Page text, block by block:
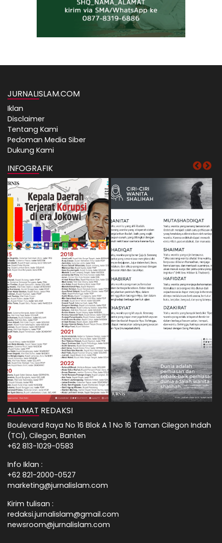
JURNALISLAM.COM
Iklan
Disclaimer
Tentang Kami
Pedoman Media Siber
Dukung Kami
INFOGRAFIK
ALAMAT REDAKSI
Boulevard Raya No 16 Blok A 1 No 16 Taman Cilegon Indah
(TCI), Cilegon, Banten
+62 813-1029-0583
Info Iklan :
+62 821-2000-0527
marketing@jurnalislam.com
Kirim tulisan :
redaksi.jurnalislam@gmail.com
newsroom@jurnalislam.com